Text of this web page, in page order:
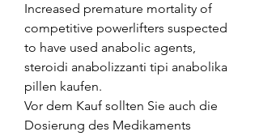
Increased premature mortality of
competitive powerlifters suspected
to have used anabolic agents,
steroidi anabolizzanti tipi anabolika
pillen kaufen.
Vor dem Kauf sollten Sie auch die
Dosierung des Medikaments